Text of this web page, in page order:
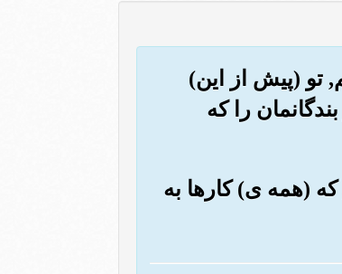
تو (پیش از این)
را که
که (همه ی) کارها به